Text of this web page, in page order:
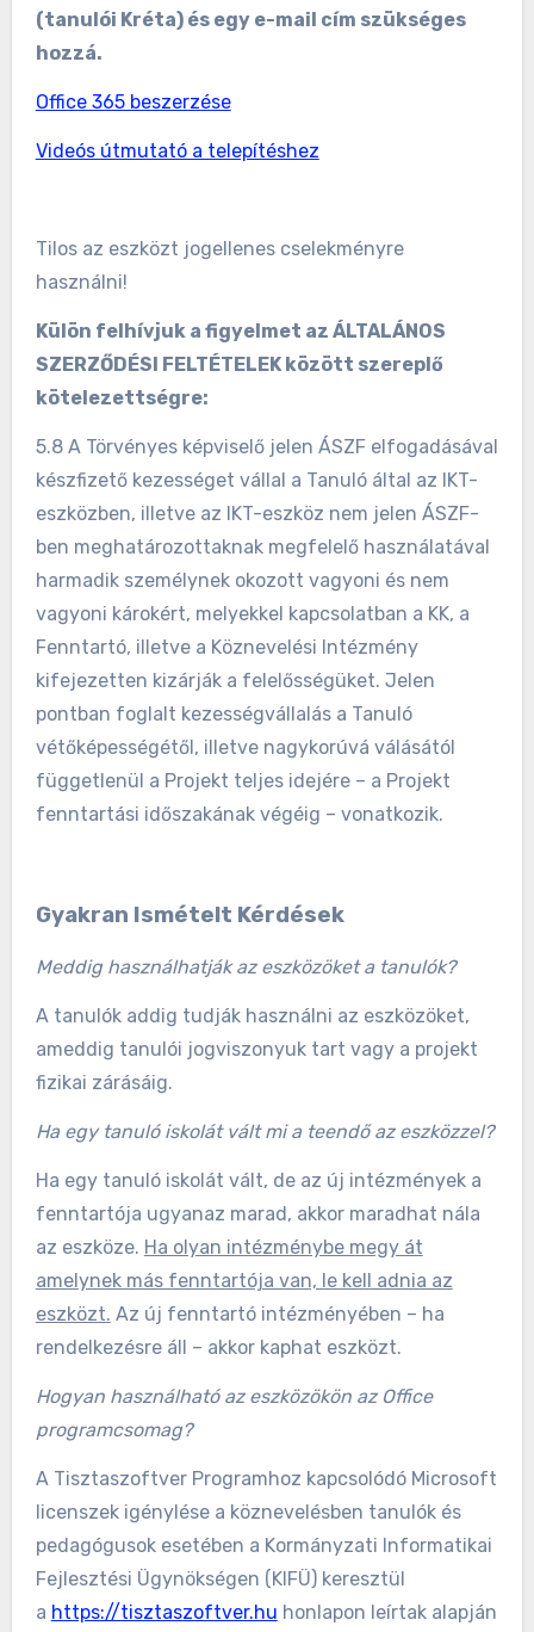
(tanulói Kréta) és egy e-mail cím szükséges
hozzá.
Office 365 beszerzése
Videós útmutató a telepítéshez
Tilos az eszközt jogellenes cselekményre
használni!
Külön felhívjuk a figyelmet az ÁLTALÁNOS
SZERZŐDÉSI FELTÉTELEK között szereplő
kötelezettségre:
5.8 A Törvényes képviselő jelen ÁSZF elfogadásával
készfizető kezességet vállal a Tanuló által az IKT-
eszközben, illetve az IKT-eszköz nem jelen ÁSZF-
ben meghatározottaknak megfelelő használatával
harmadik személynek okozott vagyoni és nem
vagyoni károkért, melyekkel kapcsolatban a KK, a
Fenntartó, illetve a Köznevelési Intézmény
kifejezetten kizárják a felelősségüket. Jelen
pontban foglalt kezességvállalás a Tanuló
vétőképességétől, illetve nagykorúvá válásától
függetlenül a Projekt teljes idejére – a Projekt
fenntartási időszakának végéig – vonatkozik.
Gyakran Ismételt Kérdések
Meddig használhatják az eszközöket a tanulók?
A tanulók addig tudják használni az eszközöket,
ameddig tanulói jogviszonyuk tart vagy a projekt
fizikai zárásáig.
Ha egy tanuló iskolát vált mi a teendő az eszközzel?
Ha egy tanuló iskolát vált, de az új intézmények a
fenntartója ugyanaz marad, akkor maradhat nála
az eszköze. Ha olyan intézménybe megy át
amelynek más fenntartója van, le kell adnia az
eszközt. Az új fenntartó intézményében – ha
rendelkezésre áll – akkor kaphat eszközt.
Hogyan használható az eszközökön az Office
programcsomag?
A Tisztaszoftver Programhoz kapcsolódó Microsoft
licenszek igénylése a köznevelésben tanulók és
pedagógusok esetében a Kormányzati Informatikai
Fejlesztési Ügynökségen (KIFÜ) keresztül
a https://tisztaszoftver.hu honlapon leírtak alapján